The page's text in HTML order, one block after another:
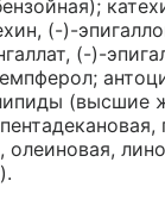
(-)-
(-)-
(высшие
олеиновая,